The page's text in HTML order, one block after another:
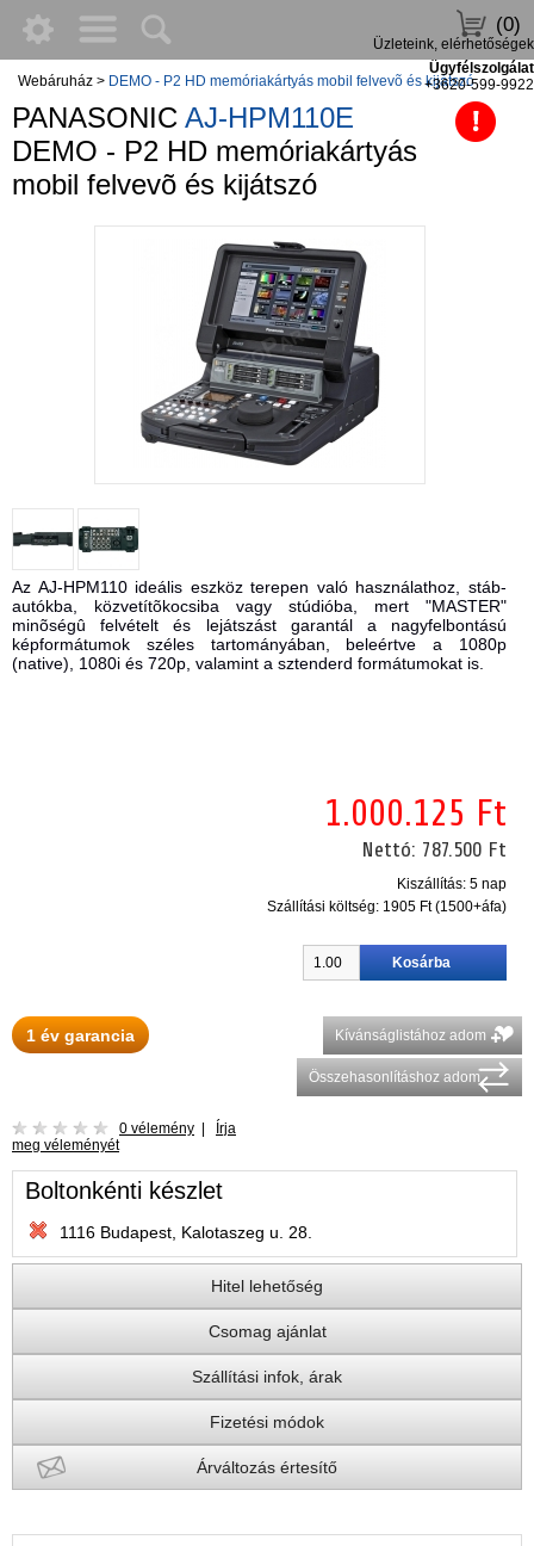
(0)
Üzleteink, elérhetőségek
Ügyfélszolgálat
+3620-599-9922
Webáruház > DEMO - P2 HD memóriakártyás mobil felvevõ és kijátszó
PANASONIC AJ-HPM110E
DEMO - P2 HD memóriakártyás
mobil felvevõ és kijátszó
Az AJ-HPM110 ideális eszköz terepen való használathoz, stáb-
autókba, közvetítõkocsiba vagy stúdióba, mert "MASTER"
minõségû felvételt és lejátszást garantál a nagyfelbontású
képformátumok széles tartományában, beleértve a 1080p
(native), 1080i és 720p, valamint a sztenderd formátumokat is.
1.000.125 Ft
Nettó: 787.500 Ft
Kiszállítás: 5 nap
Szállítási költség: 1905 Ft (1500+áfa)
1 év garancia Kívánságlistához adom
Összehasonlításhoz adom
0 vélemény
Írja
meg véleményét
Boltonkénti készlet
1116 Budapest, Kalotaszeg u. 28.
Hitel lehetőség
Csomag ajánlat
Szállítási infok, árak
Fizetési módok
Árváltozás értesítő